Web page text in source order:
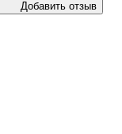
Добавить отзыв